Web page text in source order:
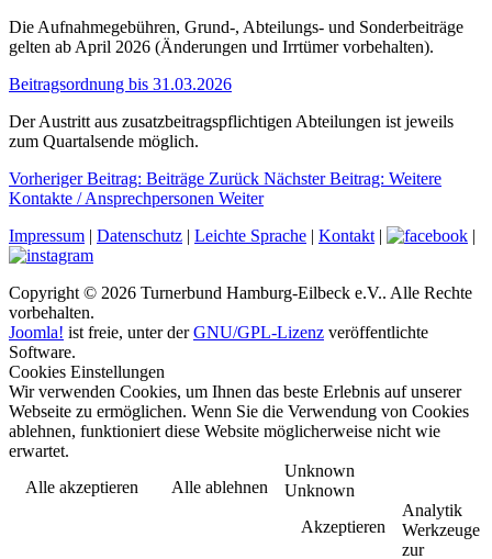
Die Aufnahmegebühren, Grund-, Abteilungs- und Sonderbeiträge
gelten ab April 2026 (Änderungen und Irrtümer vorbehalten).
Beitragsordnung bis 31.03.2026
Der Austritt aus zusatzbeitragspflichtigen Abteilungen ist jeweils
zum Quartalsende möglich.
Vorheriger Beitrag: Beiträge Zurück Nächster Beitrag: Weitere
Kontakte / Ansprechpersonen Weiter
Impressum | Datenschutz | Leichte Sprache | Kontakt | |
Copyright © 2026 Turnerbund Hamburg-Eilbeck e.V.. Alle Rechte
vorbehalten.
Joomla! ist freie, unter derGNU/GPL-Lizenz veröffentlichte
Software.
Cookies Einstellungen
Wir verwenden Cookies, um Ihnen das beste Erlebnis auf unserer
Webseite zu ermöglichen. Wenn Sie die Verwendung von Cookies
ablehnen, funktioniert diese Website möglicherweise nicht wie
erwartet.
Alle akzeptieren
Alle ablehnen
Unknown
Unknown
Akzeptieren
Analytik
Werkzeuge
zur